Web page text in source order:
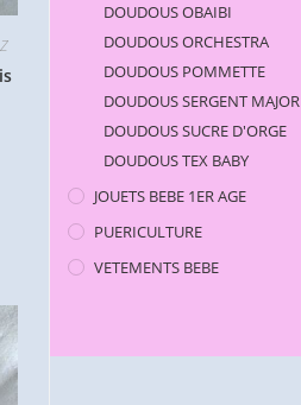
DOUDOUS OBAIBI
DOUDOUS ORCHESTRA
DOUDOUS POMMETTE
DOUDOUS SERGENT MAJOR
DOUDOUS SUCRE D'ORGE
DOUDOUS TEX BABY
JOUETS BEBE 1ER AGE
PUERICULTURE
VETEMENTS BEBE